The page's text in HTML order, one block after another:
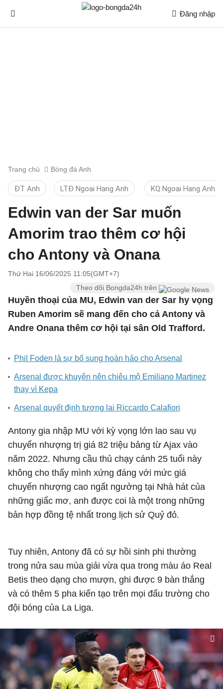
Đăng nhập
Trang chủ Bóng đá Anh
ĐT Anh LTĐ Ngoại Hạng Anh KQ Ngoại Hạng Anh
Edwin van der Sar muốn
Amorim trao thêm cơ hội
cho Antony và Onana
Thứ Hai 16/06/2025 11:05(GMT+7)
Theo dõi Bongda24h trên
Huyền thoại của MU, Edwin van der Sar hy vọng
Ruben Amorim sẽ mang đến cho cả Antony và
Andre Onana thêm cơ hội tại sân Old Trafford.
Phil Foden là sự bổ sung hoàn hảo cho Arsenal
Arsenal được khuyên nên chiêu mộ Emiliano Martinez
thay vì Kepa
Arsenal quyết định tương lai Riccardo Calafiori
Antony gia nhập MU với kỳ vọng lớn lao sau vụ
chuyển nhượng trị giá 82 triệu bảng từ Ajax vào
năm 2022. Nhưng cầu thủ chạy cánh 25 tuổi này
không cho thấy mình xứng đáng với mức giá
chuyển nhượng cao ngất ngưởng tại Nhà hát của
những giấc mơ, anh được coi là một trong những
bản hợp đồng tệ nhất trong lịch sử Quỷ đỏ.
Tuy nhiên, Antony đã có sự hồi sinh phi thường
trong nửa sau mùa giải vừa qua trong màu áo Real
Betis theo dạng cho mượn, ghi được 9 bàn thắng
và có thêm 5 pha kiến tạo trên mọi đấu trường cho
đội bóng của La Liga.